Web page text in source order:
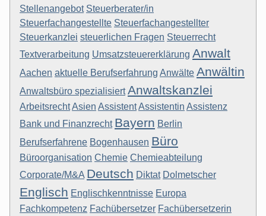
Stellenangebot Steuerberater/in
Steuerfachangestellte Steuerfachangestellter
Steuerkanzlei steuerlichen Fragen Steuerrecht
Textverarbeitung Umsatzsteuererklärung Anwalt
Aachen aktuelle Berufserfahrung Anwälte Anwältin
Anwaltsbüro spezialisiert Anwaltskanzlei
ArbeitsrechtAsien AssistentAssistentin Assistenz
Bank und Finanzrecht Bayern Berlin
Berufserfahrene Bogenhausen Büro
Büroorganisation Chemie Chemieabteilung
Corporate/M&A Deutsch Diktat Dolmetscher
Englisch Englischkenntnisse Europa
Fachkompetenz Fachübersetzer Fachübersetzerin